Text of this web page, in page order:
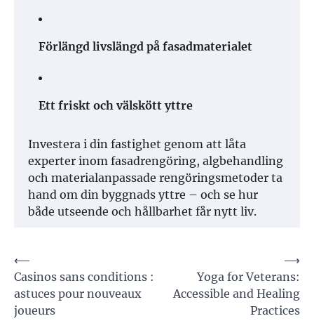
Förlängd livslängd på fasadmaterialet
Ett friskt och välskött yttre
Investera i din fastighet genom att låta
experter inom fasadrengöring, algbehandling
och materialanpassade rengöringsmetoder ta
hand om din byggnads yttre – och se hur
både utseende och hållbarhet får nytt liv.
Post
navigation
⟵
Casinos sans conditions :
astuces pour nouveaux
joueurs
Yoga for Veterans:
Accessible and Healing
Practices
⟶